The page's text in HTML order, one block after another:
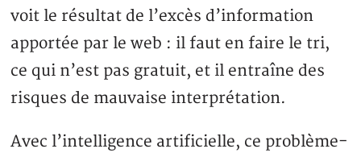
voit le résultat de l’excès d’information
apportée par le web : il faut en faire le tri,
ce qui n’est pas gratuit, et il entraîne des
risques de mauvaise interprétation.
Avec l’intelligence artificielle, ce problème-